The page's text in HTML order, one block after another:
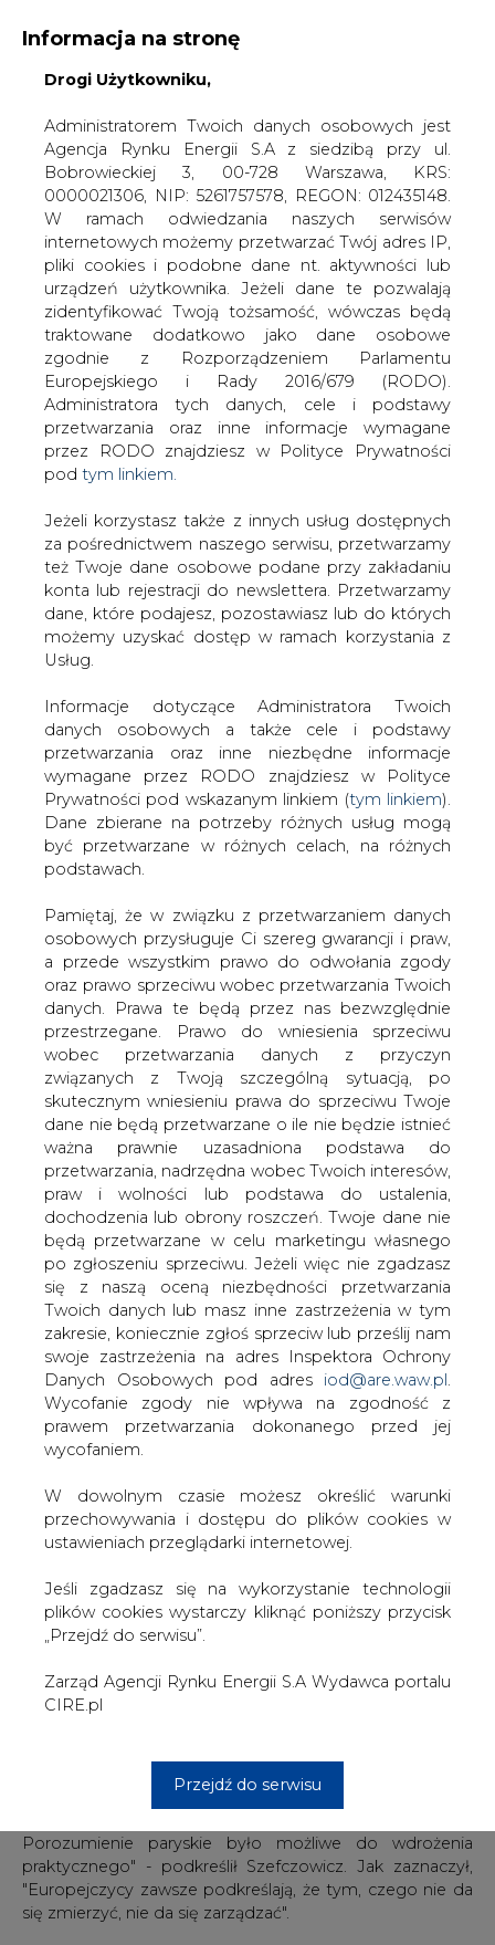
KONTAKT:
WYDAWCA PORTALU:
WYSOKI KONTRAST A A
ZALOGUJ SIĘ
WŁĄCZ CIRE.TV
Informacja na stronę
Drogi Użytkowniku,
Administratorem Twoich danych osobowych jest
Agencja Rynku Energii S.A z siedzibą przy ul.
Bobrowieckiej 3, 00-728 Warszawa, KRS:
0000021306, NIP: 5261757578, REGON: 012435148.
W ramach odwiedzania naszych serwisów
internetowych możemy przetwarzać Twój adres IP,
pliki cookies i podobne dane nt. aktywności lub
urządzeń użytkownika. Jeżeli dane te pozwalają
zidentyfikować Twoją tożsamość, wówczas będą
traktowane dodatkowo jako dane osobowe
zgodnie z Rozporządzeniem Parlamentu
Europejskiego i Rady 2016/679 (RODO).
Administratora tych danych, cele i podstawy
przetwarzania oraz inne informacje wymagane
przez RODO znajdziesz w Polityce Prywatności
pod tym linkiem.
Jeżeli korzystasz także z innych usług dostępnych
za pośrednictwem naszego serwisu, przetwarzamy
też Twoje dane osobowe podane przy zakładaniu
konta lub rejestracji do newslettera. Przetwarzamy
dane, które podajesz, pozostawiasz lub do których
możemy uzyskać dostęp w ramach korzystania z
Usług.
Informacje dotyczące Administratora Twoich
danych osobowych a także cele i podstawy
przetwarzania oraz inne niezbędne informacje
wymagane przez RODO znajdziesz w Polityce
Prywatności pod wskazanym linkiem (tym linkiem).
Dane zbierane na potrzeby różnych usług mogą
być przetwarzane w różnych celach, na różnych
podstawach.
Pamiętaj, że w związku z przetwarzaniem danych
osobowych przysługuje Ci szereg gwarancji i praw,
a przede wszystkim prawo do odwołania zgody
oraz prawo sprzeciwu wobec przetwarzania Twoich
danych. Prawa te będą przez nas bezwzględnie
przestrzegane. Prawo do wniesienia sprzeciwu
wobec przetwarzania danych z przyczyn
związanych z Twoją szczególną sytuacją, po
skutecznym wniesieniu prawa do sprzeciwu Twoje
dane nie będą przetwarzane o ile nie będzie istnieć
ważna prawnie uzasadniona podstawa do
przetwarzania, nadrzędna wobec Twoich interesów,
praw i wolności lub podstawa do ustalenia,
dochodzenia lub obrony roszczeń. Twoje dane nie
będą przetwarzane w celu marketingu własnego
po zgłoszeniu sprzeciwu. Jeżeli więc nie zgadzasz
się z naszą oceną niezbędności przetwarzania
Twoich danych lub masz inne zastrzeżenia w tym
zakresie, koniecznie zgłoś sprzeciw lub prześlij nam
swoje zastrzeżenia na adres Inspektora Ochrony
Danych Osobowych pod adres iod@are.waw.pl
Wycofanie zgody nie wpływa na zgodność z
prawem przetwarzania dokonanego przed jej
wycofaniem.
W dowolnym czasie możesz określić warunki
przechowywania i dostępu do plików cookies w
ustawieniach przeglądarki internetowej.
Jeśli zgadzasz się na wykorzystanie technologii
plików cookies wystarczy kliknąć poniższy przycisk
„Przejdź do serwisu”.
Zarząd Agencji Rynku Energii S.A Wydawca portalu
CIRE.pl
Przejdź do serwisu
Strona główna RYNEK GAZU /
Szefczovicz: COP24
testem dla globalnej społeczności
2018-12-04 00:00
skomentuj
udostępnij:
Szefczovicz: COP24 testem dla
globalnej społeczności
Szczyt klimatyczny ONZ w Katowicach
jest testem dla globalnej społeczności -
ocenił we wtorek wiceszef Komisji
Europejskiej, komisarz ds. unii
energetycznej Marosz Szefczovicz.
Podkreślił konieczność uzgodnienia w Katowicach
rzetelnych zasad - aby można było spędzić tegoroczne
Święta w świadomości, że zrobiono wszystko, aby
Porozumienie paryskie zostało odpowiednio wdrożone.
ministrem inwestycji i rozwoju Jerzym Kwiecińskim -
Szefczovicz akcentował, że katowickie wydarzenie
zmienia przyszłość nie tylko tego regionu, Europy, ale
dziesięcioleci.
"To wydarzenie jest testem dla globalnej społeczności.
przy tym wsparcia Komisji Europejskiej, aby zapewnić
uzgodnienie rzetelnych zasad - abyśmy mogli pojechać
Porozumienie paryskie było możliwe do wdrożenia
praktycznego" - podkreślił Szefczowicz. Jak zaznaczył,
"Europejczycy zawsze podkreślają, że tym, czego nie da
się zmierzyć, nie da się zarządzać".